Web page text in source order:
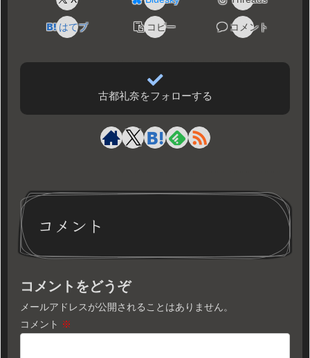
はてブ コピー コメント
古都礼奈をフォローする
コメント
コメントをどうぞ
メールアドレスが公開されることはありません。
コメント ※